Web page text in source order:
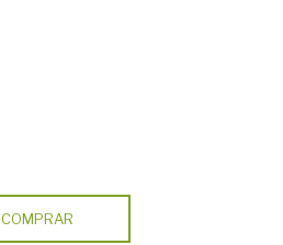
COMPRAR